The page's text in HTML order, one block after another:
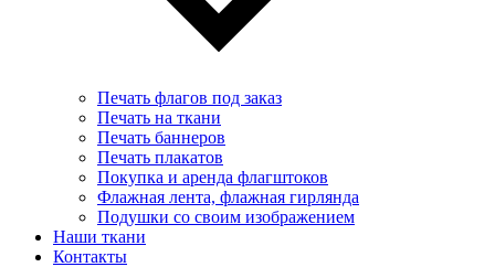
Печать флагов под заказ
Печать на ткани
Печать баннеров
Печать плакатов
Покупка и аренда флагштоков
Флажная лента, флажная гирлянда
Подушки со своим изображением
Наши ткани
Контакты